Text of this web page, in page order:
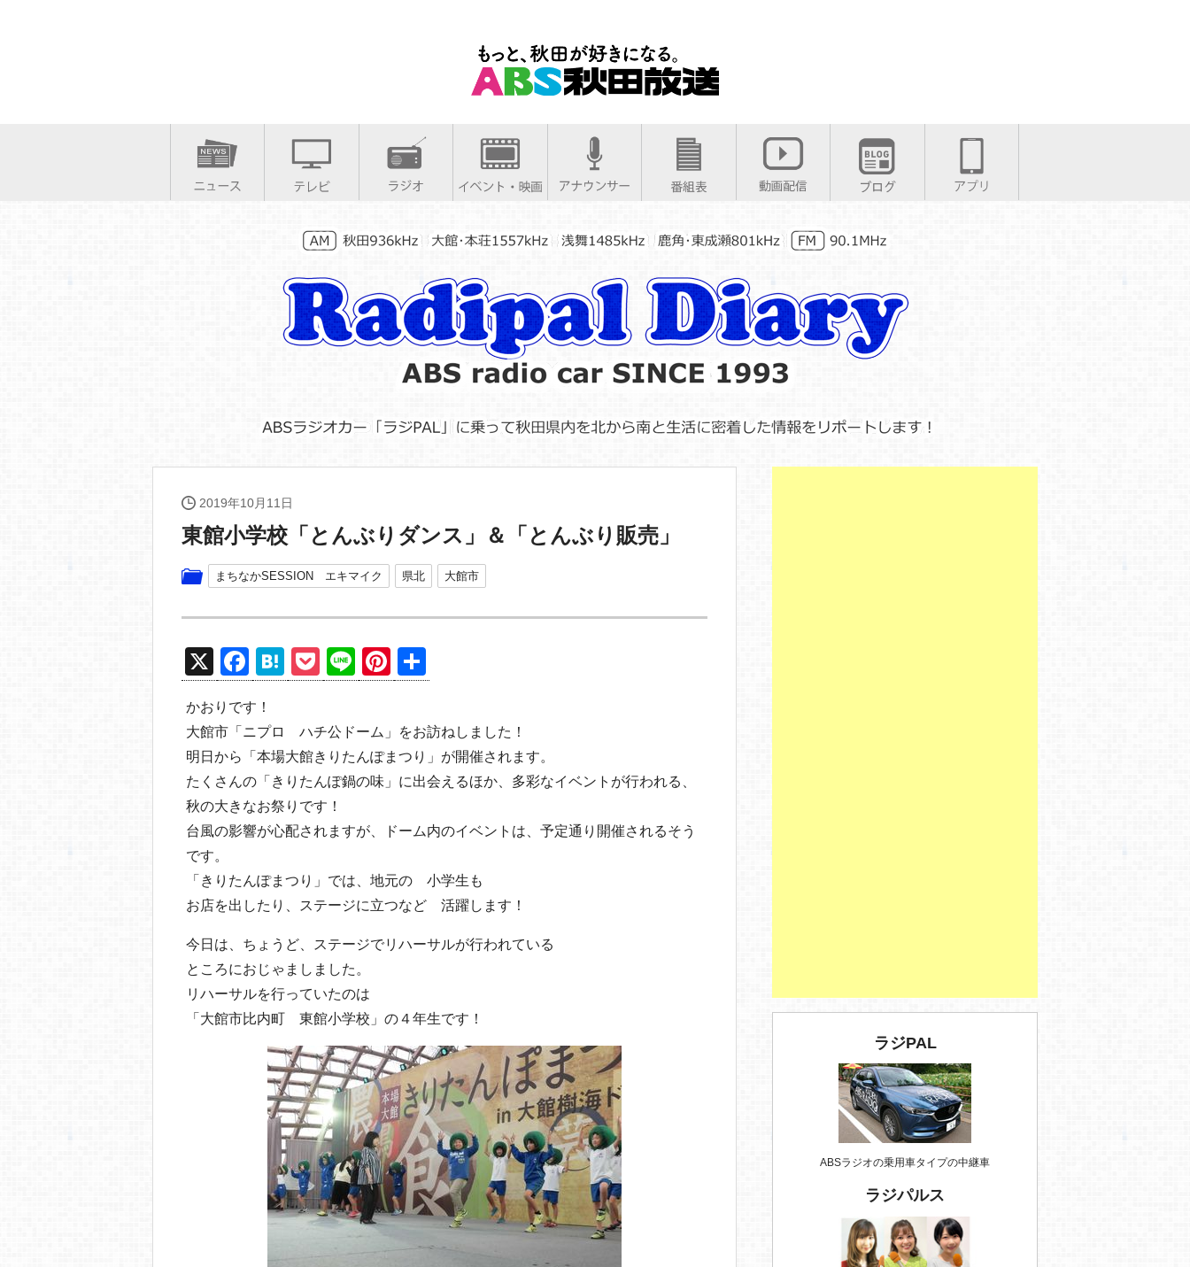
2019年10月11日
東館小学校「とんぶりダンス」＆「とんぶり販売」
まちなかSESSION エキマイク 県北 大館市
X
F
a
c
e
b
o
o
H
at
n
a
P
o
ck
et
Li
n
Pi
nt
er
e
st
有
かおりです！
大館市「ニプロ ハチ公ドーム」をお訪ねしました！
明日から「本場大館きりたんぽまつり」が開催されます。
たくさんの「きりたんぽ鍋の味」に出会えるほか、多彩なイベントが行われる、
秋の大きなお祭りです！
台風の影響が心配されますが、ドーム内のイベントは、予定通り開催されるそう
です。
「きりたんぽまつり」では、地元の 小学生も
お店を出したり、ステージに立つなど 活躍します！
今日は、ちょうど、ステージでリハーサルが行われている
ところにおじゃましました。
リハーサルを行っていたのは
「大館市比内町 東館小学校」の４年生です！
ラジPAL
ABSラジオの乗用車タイプの中継車
ラジパルス